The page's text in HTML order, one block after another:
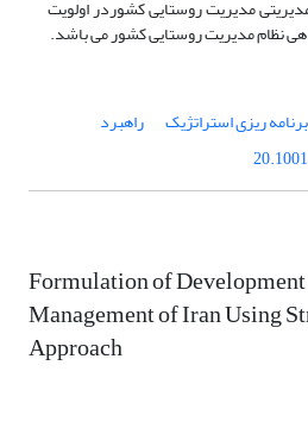
مدیریت روستایی کشوردر اولویت
نظام مدیریت روستایی کشور می باشد.
برنامه ریزی استراتژیک
راهبرد
Formulation of
Management of Iran Using
Approach